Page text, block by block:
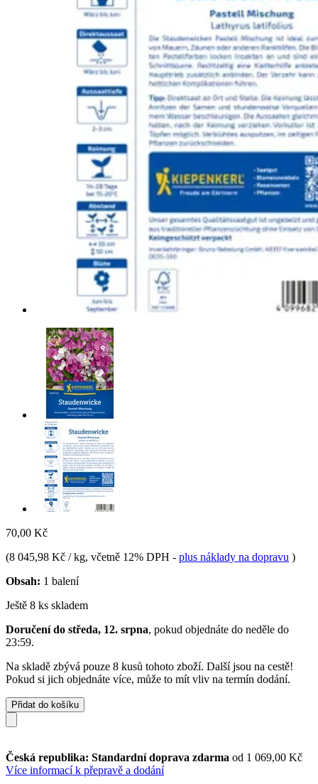
70,00 Kč
(8 045,98 Kč / kg, včetně 12% DPH - plus náklady na dopravu )
Obsah: 1 balení
Ještě 8 ks skladem
Doručení do středa, 12. srpna, pokud objednáte do neděle do
23:59.
Na skladě zbývá pouze 8 kusů tohoto zboží. Další jsou na cestě!
Pokud si jich objednáte více, může to mít vliv na termín dodání.
Přidat do košíku
Česká republika: Standardní doprava zdarma od 1 069,00 Kč
Více informací k přepravě a dodání